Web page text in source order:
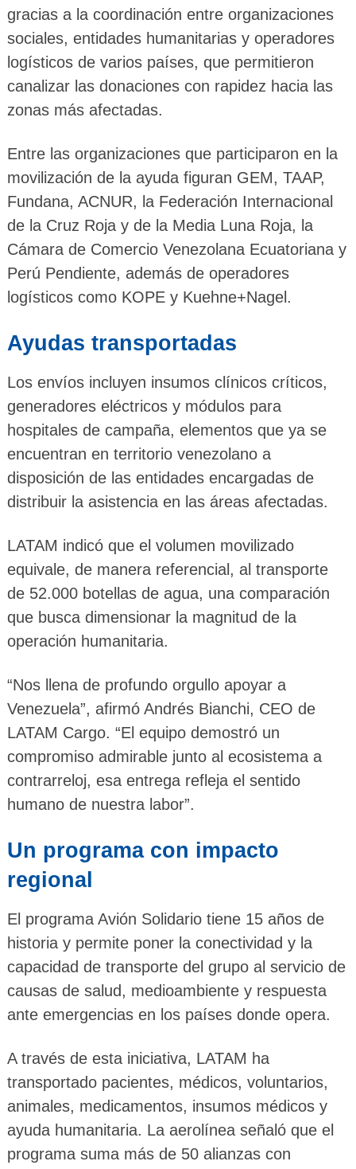
gracias a la coordinación entre organizaciones
sociales, entidades humanitarias y operadores
logísticos de varios países, que permitieron
canalizar las donaciones con rapidez hacia las
zonas más afectadas.
Entre las organizaciones que participaron en la
movilización de la ayuda figuran GEM, TAAP,
Fundana, ACNUR, la Federación Internacional
de la Cruz Roja y de la Media Luna Roja, la
Cámara de Comercio Venezolana Ecuatoriana y
Perú Pendiente, además de operadores
logísticos como KOPE y Kuehne+Nagel.
Ayudas transportadas
Los envíos incluyen insumos clínicos críticos,
generadores eléctricos y módulos para
hospitales de campaña, elementos que ya se
encuentran en territorio venezolano a
disposición de las entidades encargadas de
distribuir la asistencia en las áreas afectadas.
LATAM indicó que el volumen movilizado
equivale, de manera referencial, al transporte
de 52.000 botellas de agua, una comparación
que busca dimensionar la magnitud de la
operación humanitaria.
“Nos llena de profundo orgullo apoyar a
Venezuela”, afirmó Andrés Bianchi, CEO de
LATAM Cargo. “El equipo demostró un
compromiso admirable junto al ecosistema a
contrarreloj, esa entrega refleja el sentido
humano de nuestra labor”.
Un programa con impacto
regional
El programa Avión Solidario tiene 15 años de
historia y permite poner la conectividad y la
capacidad de transporte del grupo al servicio de
causas de salud, medioambiente y respuesta
ante emergencias en los países donde opera.
A través de esta iniciativa, LATAM ha
transportado pacientes, médicos, voluntarios,
animales, medicamentos, insumos médicos y
ayuda humanitaria. La aerolínea señaló que el
programa suma más de 50 alianzas con